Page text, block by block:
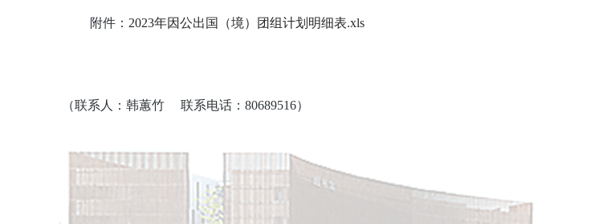
附件： 2023年因公出国（境）团组计划明细表.xls
（联系人：韩蕙竹 联系电话：80689516）